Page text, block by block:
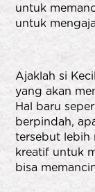
untuk
untuk
Ajaklah si
yang akan
Hal baru
berpindah,
tersebut lebih
kreatif untuk
bisa